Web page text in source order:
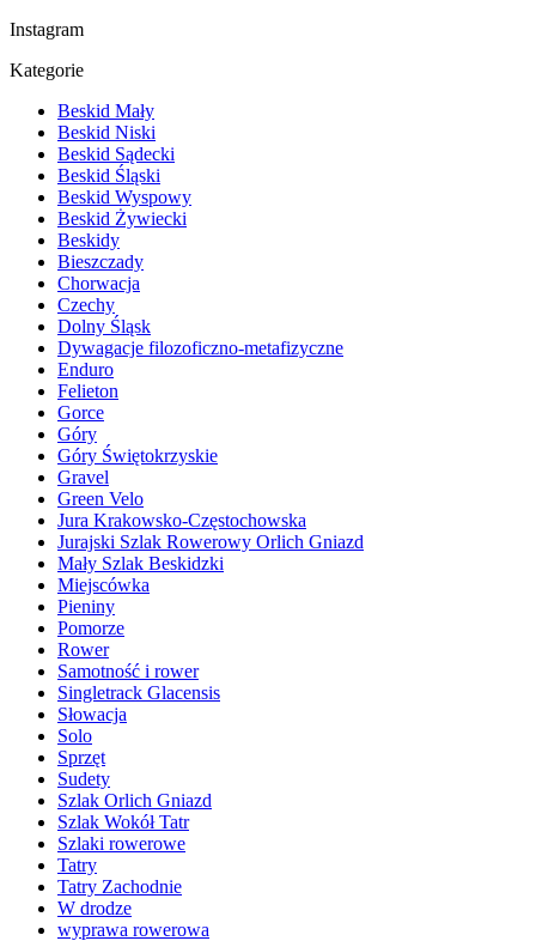
Instagram
Kategorie
Beskid Mały
Beskid Niski
Beskid Sądecki
Beskid Śląski
Beskid Wyspowy
Beskid Żywiecki
Beskidy
Bieszczady
Chorwacja
Czechy
Dolny Śląsk
Dywagacje filozoficzno-metafizyczne
Enduro
Felieton
Gorce
Góry
Góry Świętokrzyskie
Gravel
Green Velo
Jura Krakowsko-Częstochowska
Jurajski Szlak Rowerowy Orlich Gniazd
Mały Szlak Beskidzki
Miejscówka
Pieniny
Pomorze
Rower
Samotność i rower
Singletrack Glacensis
Słowacja
Solo
Sprzęt
Sudety
Szlak Orlich Gniazd
Szlak Wokół Tatr
Szlaki rowerowe
Tatry
Tatry Zachodnie
W drodze
wyprawa rowerowa